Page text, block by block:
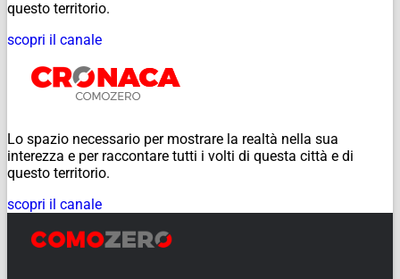
questo territorio.
scopri il canale
Lo spazio necessario per mostrare la realtà nella sua
interezza e per raccontare tutti i volti di questa città e di
questo territorio.
scopri il canale